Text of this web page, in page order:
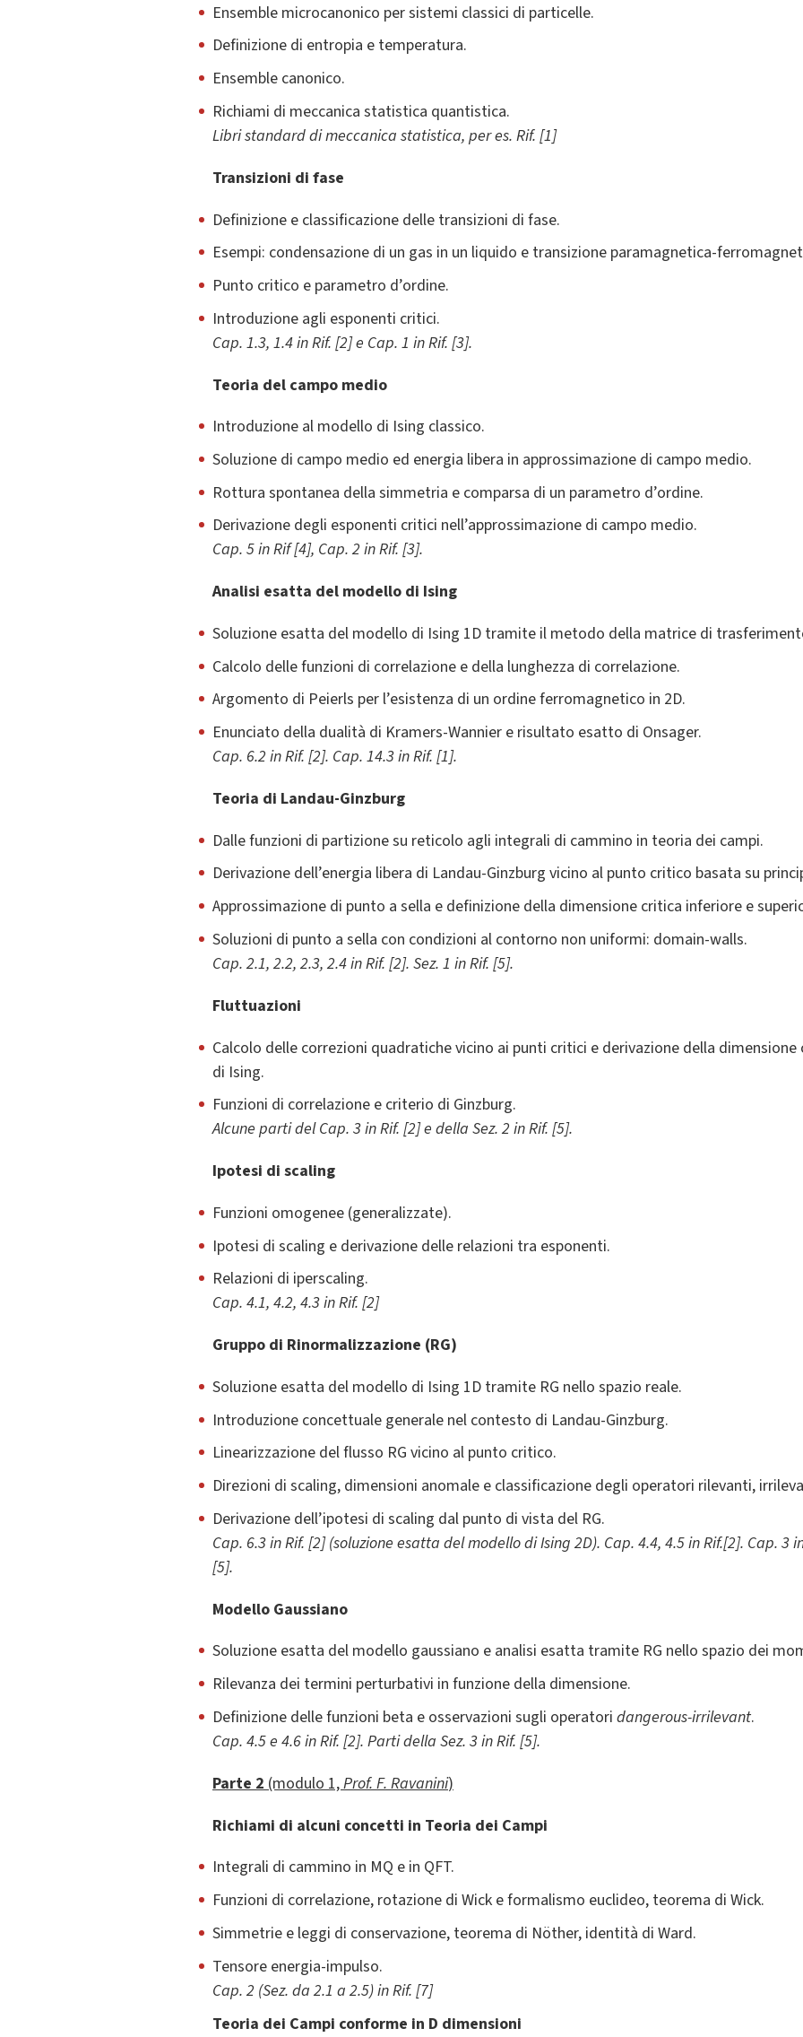
Ensemble microcanonico per sistemi classici di particelle.
Definizione di entropia e temperatura.
Ensemble canonico.
Richiami di meccanica statistica quantistica.
Libri standard di meccanica statistica, per es. Rif. [1]
Transizioni di fase
Definizione e classificazione delle transizioni di fase.
Esempi: condensazione di un gas in un liquido e transizione paramagnetica-
Punto critico e parametro d’ordine.
Introduzione agli esponenti critici.
Cap. 1.3, 1.4 in Rif. [2] e Cap. 1 in Rif. [3].
Teoria del campo medio
Introduzione al modello di Ising classico.
Soluzione di campo medio ed energia libera in approssimazione di campo medio.
Rottura spontanea della simmetria e comparsa di un parametro d’ordine.
Derivazione degli esponenti critici nell’approssimazione di campo medio.
Cap. 5 in Rif [4], Cap. 2 in Rif. [3].
Analisi esatta del modello di Ising
Soluzione esatta del modello di Ising 1D tramite il metodo della matrice di
Calcolo delle funzioni di correlazione e della lunghezza di correlazione.
Argomento di Peierls per l’esistenza di un ordine ferromagnetico in 2D.
Enunciato della dualità di Kramers-Wannier e risultato esatto di Onsager.
Cap. 6.2 in Rif. [2]. Cap. 14.3 in Rif. [1].
Teoria di Landau-Ginzburg
Dalle funzioni di partizione su reticolo agli integrali di cammino in teoria dei campi.
Derivazione dell’energia libera di Landau-Ginzburg vicino al punto critico basata su
Approssimazione di punto a sella e definizione della dimensione critica inferiore e
Soluzioni di punto a sella con condizioni al contorno non uniformi: domain-walls.
Cap. 2.1, 2.2, 2.3, 2.4 in Rif. [2]. Sez. 1 in Rif. [5].
Fluttuazioni
Calcolo delle correzioni quadratiche vicino ai punti critici e derivazione della
di Ising.
Funzioni di correlazione e criterio di Ginzburg.
Alcune parti del Cap. 3 in Rif. [2] e della Sez. 2 in Rif. [5].
Ipotesi di scaling
Funzioni omogenee (generalizzate).
Ipotesi di scaling e derivazione delle relazioni tra esponenti.
Relazioni di iperscaling.
Cap. 4.1, 4.2, 4.3 in Rif. [2]
Gruppo di Rinormalizzazione (RG)
Soluzione esatta del modello di Ising 1D tramite RG nello spazio reale.
Introduzione concettuale generale nel contesto di Landau-Ginzburg.
Linearizzazione del flusso RG vicino al punto critico.
Direzioni di scaling, dimensioni anomale e classificazione degli operatori rilevanti,
Derivazione dell’ipotesi di scaling dal punto di vista del RG.
Cap. 6.3 in Rif. [2] (soluzione esatta del modello di Ising 2D). Cap. 4.4, 4.5 in Rif.[2]. Cap. 3
[5].
Modello Gaussiano
Soluzione esatta del modello gaussiano e analisi esatta tramite RG nello spazio dei
Rilevanza dei termini perturbativi in funzione della dimensione.
Definizione delle funzioni beta e osservazioni sugli operatori dangerous-irrilevant.
Cap. 4.5 e 4.6 in Rif. [2]. Parti della Sez. 3 in Rif. [5].
Parte 2 (modulo 1,Prof. F. Ravanini)
Richiami di alcuni concetti in Teoria dei Campi
Integrali di cammino in MQ e in QFT.
Funzioni di correlazione, rotazione di Wick e formalismo euclideo, teorema di Wick.
Simmetrie e leggi di conservazione, teorema di Nöther, identità di Ward.
Tensore energia-impulso.
Cap. 2 (Sez. da 2.1 a 2.5) in Rif. [7]
Teoria dei Campi conforme in D dimensioni